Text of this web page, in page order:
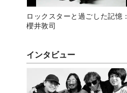
ロックスターと過ごした記憶：
櫻井敦司
インタビュー